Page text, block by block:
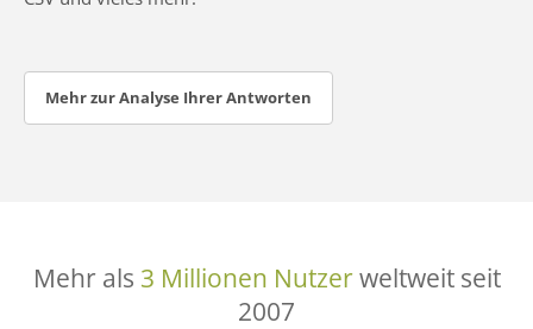
Mehr zur Analyse Ihrer Antworten
Mehr als 3 Millionen Nutzerweltweit seit
2007